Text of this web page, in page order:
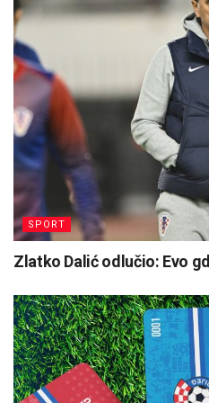
SPORT
Zlatko Dalić odlučio: Evo